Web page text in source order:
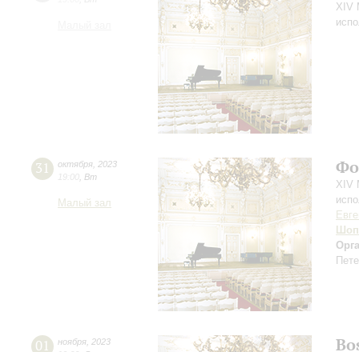
XIV
31 октября 2023
19:00 Вт
Малый зал
XIV
01 ноября 2023